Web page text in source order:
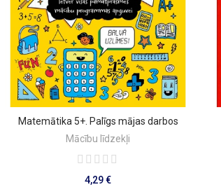
PIEVIENOT GROZAM
Matemātika 5+. Palīgs mājas darbos
Mācību līdzekļi
4,29 €